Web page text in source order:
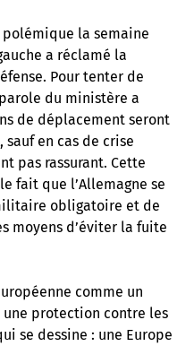
la semaine
a réclamé la
Pour tenter de
du ministère a
de déplacement seront
en cas de crise
pas rassurant. Cette
fait que l’Allemagne se
obligatoire et de
moyens d’éviter la fuite
comme un
protection contre les
se dessine : une Europe